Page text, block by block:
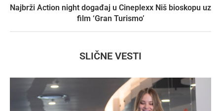
Najbrži Action night događaj u Cineplexx Niš bioskopu uz
film ‘Gran Turismo’
SLIČNE VESTI